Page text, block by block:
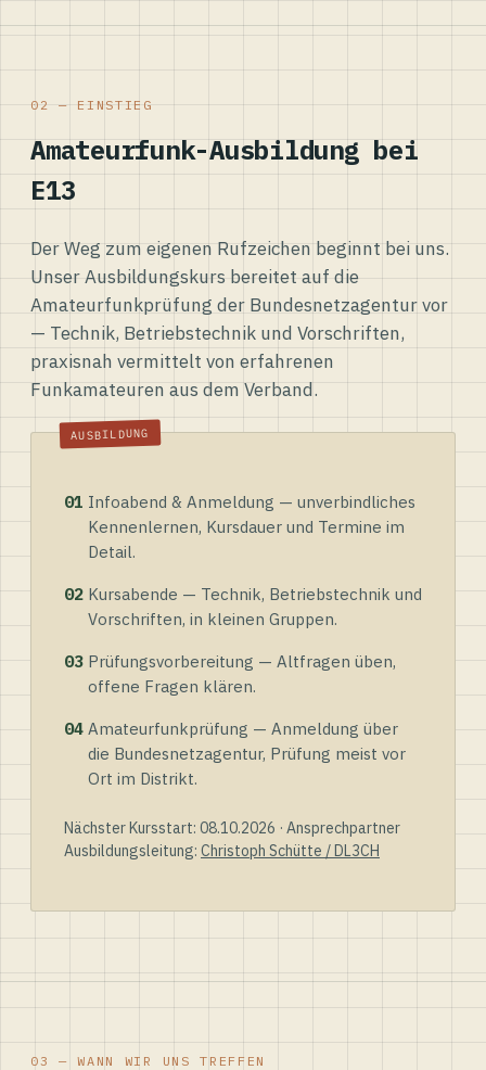
02 — EINSTIEG
Amateurfunk-Ausbildung bei
E13
Der Weg zum eigenen Rufzeichen beginnt bei uns.
Unser Ausbildungskurs bereitet auf die
Amateurfunkprüfung der Bundesnetzagentur vor
— Technik, Betriebstechnik und Vorschriften,
praxisnah vermittelt von erfahrenen
Funkamateuren aus dem Verband.
01 Infoabend & Anmeldung — unverbindliches
Kennenlernen, Kursdauer und Termine im
Detail.
02 Kursabende — Technik, Betriebstechnik und
Vorschriften, in kleinen Gruppen.
03 Prüfungsvorbereitung — Altfragen üben,
offene Fragen klären.
04 Amateurfunkprüfung — Anmeldung über
die Bundesnetzagentur, Prüfung meist vor
Ort im Distrikt.
Nächster Kursstart: 08.10.2026 · Ansprechpartner
Ausbildungsleitung: Christoph Schütte / DL3CH
03 — WANN WIR UNS TREFFEN